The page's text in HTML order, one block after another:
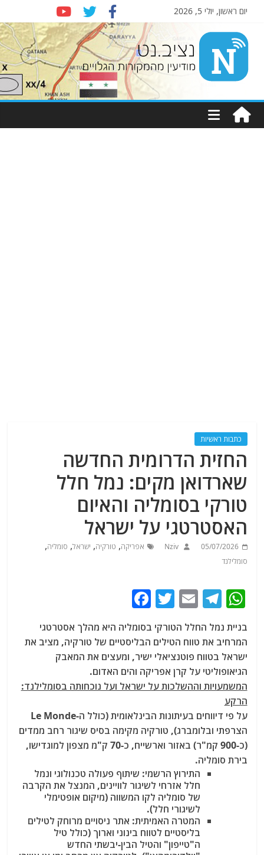
יום ראשון, יולי 5, 2026
Nziv.net
מודיעין
מהמקורות
כתבות ראשיות
החזית הדרומית החדשה
שארדואן מקים: נמל חלל
טורקי בסומליה והאיום
האסטרטגי על ישראל
05/07/2026
Nziv אפריקה, טורקיה, ישראל, סומליה,
סומלילנד
W
at
s
A
p
p
T
el
e
g
ra
m
E
ai
l
T
itt
er
a
c
e
b
o
o
k
בניית נמל החלל הטורקי בסומליה היא מהלך אסטרטגי
המרחיב את טווח הטילים הבליסטיים של טורקיה, מציב את
ישראל בטווח פוטנציאלי ישיר, ומעצים את המאבק
הגיאופוליטי על קרן אפריקה והים האדום.
המשמעויות וההשלכות על ישראל ועל נוכחותה בסומלילנד:
הרקע
על פי דיווחים בעיתונות הבינלאומית (כולל ה-Le Monde
הצרפתי ובלומברג), טורקיה מקימה בסיס שיגור רחב ממדים
(כ-900 קמ"ר) באזור וארשייח, כ-70 ק"מ מצפון למוגדישו,
בירת סומליה.
התירוץ הרשמי: שיתוף פעולה טכנולוגי ונמל
חלל אזרחי לשיגור לוויינים, המנצל את הקרבה
של סומליה לקו המשווה (מיקום אופטימלי
לשיגורי חלל).
המטרה האמיתית: אתר ניסויים מרוחק לטילים
בליסטיים לטווח בינוני וארוך (כולל טיל
ה"טייפון" והטיל הבין-יבשתי החדש